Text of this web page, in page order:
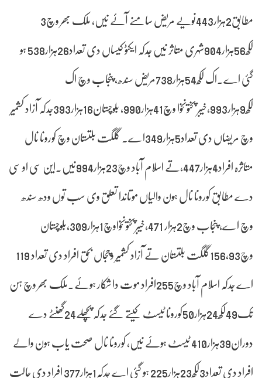
مطابق2ہزار443نویے مریض سامنے آئے نیں، ملک بھر وچ3
لکھ56ہزار904شہری متاثر نیں جدکہ ایکٹو کیساں دی تعداد26ہزار538 ہو
گئی اے۔اک لکھ54ہزار738مریض سندھ، پنجاب وچ اک
لکھ9ہزار993،خیبر پختونخوا وچ41ہزار990، بلوچستان16ہزار393جدکہ آزاد کشمیر
وچ مریضاں دی تعداد5ہزار349اے۔ گلگت بلتستان وچ کورونا نال
متاثرہ افراد4ہزار447،تے اسلام آباد وچ23ہزار994نیں۔این سی او سی
دے مطابق کورونا نال ہون والیاں موتاںدا تعلق وی سب توں ودھ سندھ
وچ اے، پنجاب وچ2ہزار 471،خیبرپختونخواوچ1ہزار309،بلوچستان
وچ156،93گلگت بلتستان تے آزاد کشمیر وچجاں بحق افراد دی تعداد 119
اے جدکہ اسلام آباد وچ255افراد موت دا شکار ہوئے۔ملک بھر وچ ہن
تک49لکھ24ہزار50کورونا ٹیسٹ کیتے گئے جدکہ پچھلے24گھنٹے دے
دوران39ہزار410 ٹیسٹ ہوئے نیں، کورونا نال صحت یاب ہون والے
افراد دی تعداد3لکھ23ہزار225 ہو گئی اے جدکہ1ہزار377 افراد دی حالت